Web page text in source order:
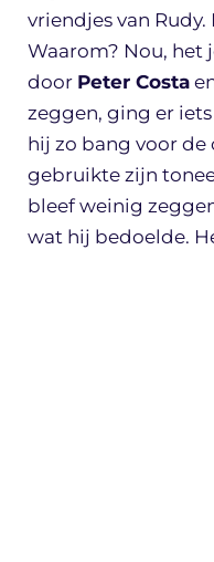
vriendjes van
Waarom? Nou, het
door Peter Costa
zeggen, ging er
hij zo bang voor de
gebruikte zijn
bleef weinig
wat hij bedoelde.